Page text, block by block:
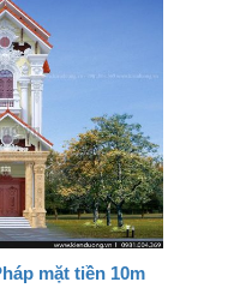
mặt tiền 10m